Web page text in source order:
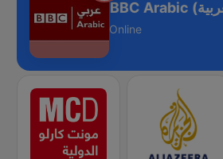
Online